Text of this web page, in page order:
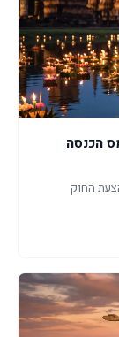
הכנסה
להצעת החוק